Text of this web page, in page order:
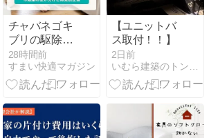
チャバネゴキ
ブリの駆除方
法｜一匹見つ
けた後の対策
と業者依頼の
28時間前
すまい快適マガジン
【ユニットバ
ス取付！！】
2日前